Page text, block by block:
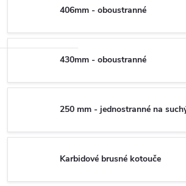
406mm - oboustranné
430mm - oboustranné
250 mm - jednostranné na
Karbidové brusné kotouče